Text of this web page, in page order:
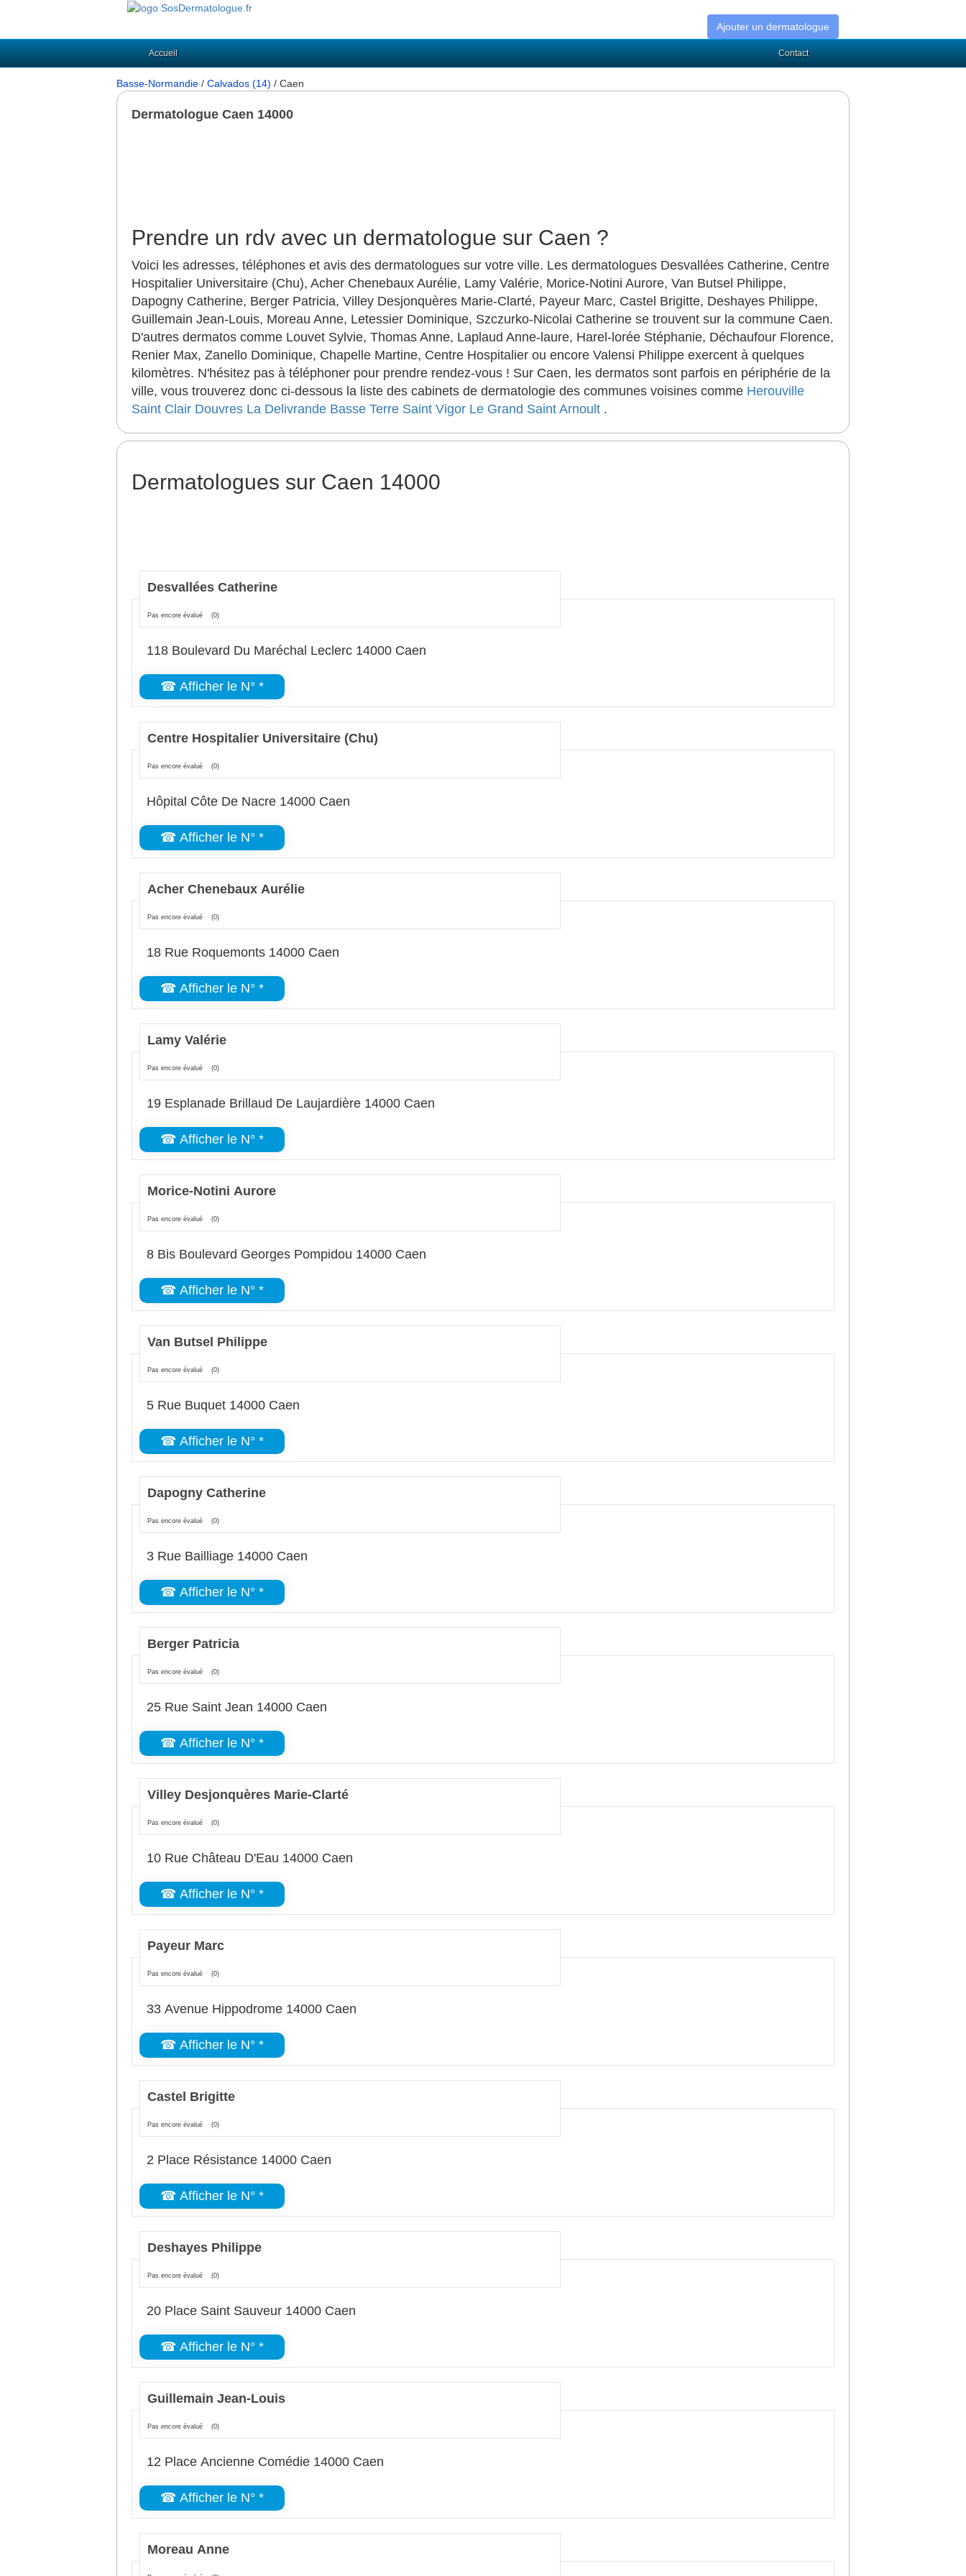
Ajouter un dermatologue
Accueil Contact
Basse-Normandie / Calvados (14) / Caen
Dermatologue Caen 14000
Prendre un rdv avec un dermatologue sur Caen ?
Voici les adresses, téléphones et avis des dermatologues sur votre ville. Les dermatologues Desvallées Catherine, Centre
Hospitalier Universitaire (Chu), Acher Chenebaux Aurélie, Lamy Valérie, Morice-Notini Aurore, Van Butsel Philippe,
Dapogny Catherine, Berger Patricia, Villey Desjonquères Marie-Clarté, Payeur Marc, Castel Brigitte, Deshayes Philippe,
Guillemain Jean-Louis, Moreau Anne, Letessier Dominique, Szczurko-Nicolai Catherine se trouvent sur la commune Caen.
D'autres dermatos comme Louvet Sylvie, Thomas Anne, Laplaud Anne-laure, Harel-lorée Stéphanie, Déchaufour Florence,
Renier Max, Zanello Dominique, Chapelle Martine, Centre Hospitalier ou encore Valensi Philippe exercent à quelques
kilomètres. N'hésitez pas à téléphoner pour prendre rendez-vous ! Sur Caen, les dermatos sont parfois en périphérie de la
ville, vous trouverez donc ci-dessous la liste des cabinets de dermatologie des communes voisines comme Herouville
Saint Clair Douvres La Delivrande Basse Terre Saint Vigor Le Grand Saint Arnoult .
Dermatologues sur Caen 14000
Desvallées Catherine
Pas encore évalué (0)
118 Boulevard Du Maréchal Leclerc 14000 Caen
☎ Afficher le N° *
Centre Hospitalier Universitaire (Chu)
Pas encore évalué (0)
Hôpital Côte De Nacre 14000 Caen
☎ Afficher le N° *
Acher Chenebaux Aurélie
Pas encore évalué (0)
18 Rue Roquemonts 14000 Caen
☎ Afficher le N° *
Lamy Valérie
Pas encore évalué (0)
19 Esplanade Brillaud De Laujardière 14000 Caen
☎ Afficher le N° *
Morice-Notini Aurore
Pas encore évalué (0)
8 Bis Boulevard Georges Pompidou 14000 Caen
☎ Afficher le N° *
Van Butsel Philippe
Pas encore évalué (0)
5 Rue Buquet 14000 Caen
☎ Afficher le N° *
Dapogny Catherine
Pas encore évalué (0)
3 Rue Bailliage 14000 Caen
☎ Afficher le N° *
Berger Patricia
Pas encore évalué (0)
25 Rue Saint Jean 14000 Caen
☎ Afficher le N° *
Villey Desjonquères Marie-Clarté
Pas encore évalué (0)
10 Rue Château D'Eau 14000 Caen
☎ Afficher le N° *
Payeur Marc
Pas encore évalué (0)
33 Avenue Hippodrome 14000 Caen
☎ Afficher le N° *
Castel Brigitte
Pas encore évalué (0)
2 Place Résistance 14000 Caen
☎ Afficher le N° *
Deshayes Philippe
Pas encore évalué (0)
20 Place Saint Sauveur 14000 Caen
☎ Afficher le N° *
Guillemain Jean-Louis
Pas encore évalué (0)
12 Place Ancienne Comédie 14000 Caen
☎ Afficher le N° *
Moreau Anne